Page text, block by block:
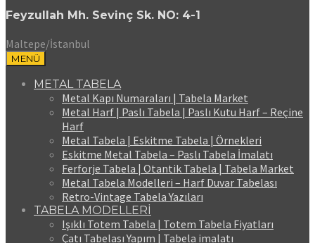
Feyzullah Mh. Sevinç Sk. NO: 4-1
Maltepe/İstanbul
MENÜ
METAL TABELA
Metal Kapı Numaraları | Tabela Market
Metal Harf | Paslı Tabela | Paslı Kutu Harf – Reçine
Harf
Metal Tabela | Eskitme Tabela | Örnekleri
Eskitme Metal Tabela – Paslı Tabela İmalatı
Ferforje Tabela | Otantik Tabela | Tabela Market
Metal Tabela Modelleri – Harf Duvar Tabelası
Retro-Vintage Tabela Yazıları
TABELA MODELLERİ
Işıklı Totem Tabela | Totem Tabela Fiyatları
Çatı Tabelası Yapım | Tabela imalatı